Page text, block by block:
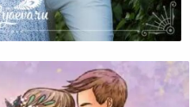
То Родителям?